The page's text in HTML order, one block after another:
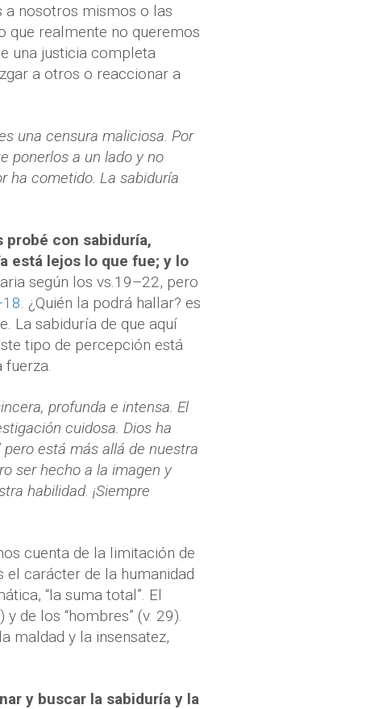
a nosotros mismos o las
que realmente no queremos
una justicia completa
a otros o reaccionar a
una censura maliciosa. Por
ponerlos a un lado y no
ha cometido. La sabiduría
probé con sabiduría,
está lejos lo que fue; y lo
según los vs.19–22, pero
. ¿Quién la podrá hallar? es
La sabiduría de que aquí
tipo de percepción está
profunda e intensa. El
cuidosa. Dios ha
pero está más allá de nuestra
ser hecho a la imagen y
habilidad. ¡Siempre
cuenta de la limitación de
el carácter de la humanidad
“la suma total”. El
de los “hombres” (v. 29).
maldad y la insensatez,
y buscar la sabiduría y la